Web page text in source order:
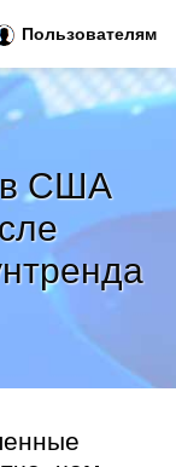
США
Пользователям